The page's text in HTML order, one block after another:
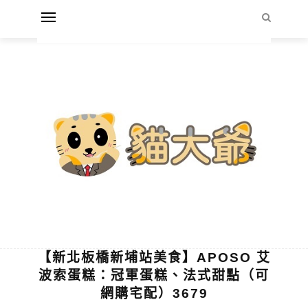
【新北板橋新埔站美食】APOSO 艾
波索蛋糕：冠軍蛋糕、法式甜點（可
網購宅配）3679